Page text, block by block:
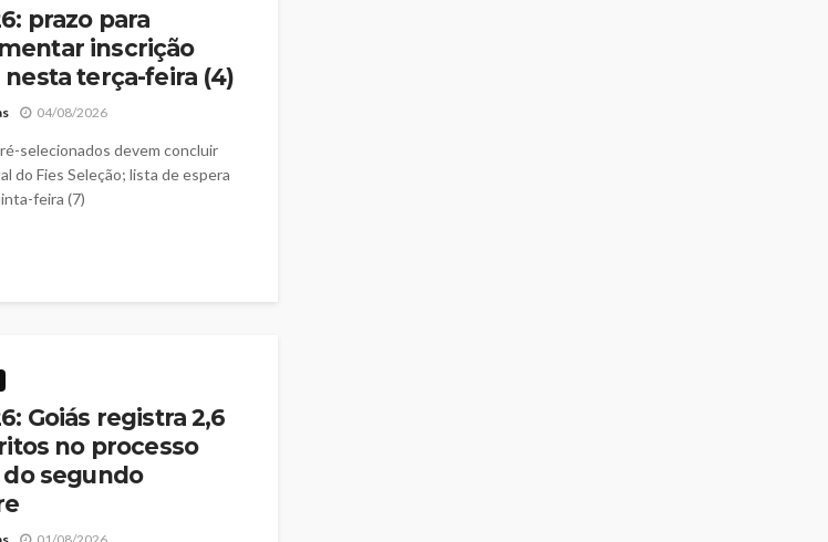
prazo para
inscrição
terça-feira (4)
04/08/2026
selecionados devem concluir
do Fies Seleção; lista de espera
feira (7)
Goiás registra 2,6
no processo
segundo